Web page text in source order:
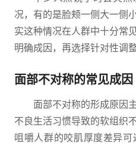
况，有的是脸颊一侧大一侧
实这种情况在人群中十分常
明确成因，再选择针对性调
面部不对称的常见成因
面部不对称的形成原因
不良生活习惯导致的软组织
咀嚼人群的咬肌厚度差异